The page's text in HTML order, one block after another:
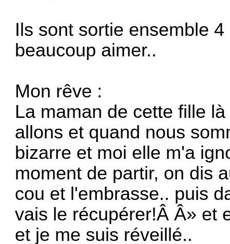
Ils sont sortie ensemble
beaucoup aimer..
Mon rêve :
La maman de cette fille
allons et quand nous
bizarre et moi elle m'a
moment de partir, on dis
cou et l'embrasse.. puis
vais le récupérer!Â Â» et
et je me suis réveillé..